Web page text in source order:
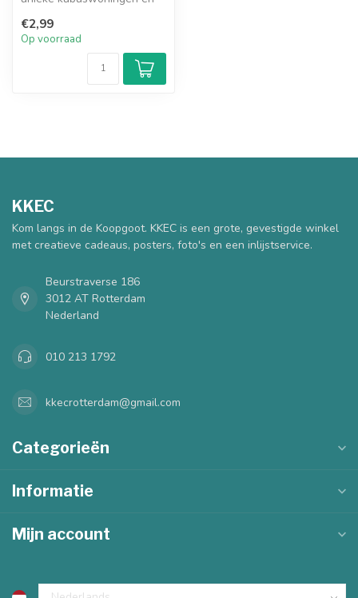
€2,99
Op voorraad
KKEC
Kom langs in de Koopgoot. KKEC is een grote, gevestigde winkel
met creatieve cadeaus, posters, foto's en een inlijstservice.
Beurstraverse 186
3012 AT Rotterdam
Nederland
010 213 1792
kkecrotterdam@gmail.com
Categorieën
Informatie
Mijn account